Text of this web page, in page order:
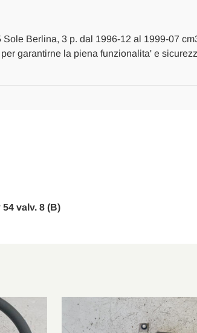
[[265026]][[265026]]
Berlina, 3 p. dal 1996-12 al 1999-07
garantirne la piena funzionalita' e
valv. 8 (B)